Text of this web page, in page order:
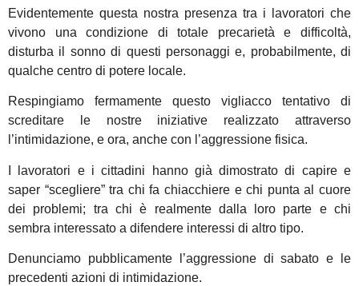
Evidentemente questa nostra presenza tra i lavoratori che
vivono una condizione di totale precarietà e difficoltà,
disturba il sonno di questi personaggi e, probabilmente, di
qualche centro di potere locale.
Respingiamo fermamente questo vigliacco tentativo di
screditare le nostre iniziative realizzato attraverso
l’intimidazione, e ora, anche con l’aggressione fisica.
I lavoratori e i cittadini hanno già dimostrato di capire e
saper “scegliere” tra chi fa chiacchiere e chi punta al cuore
dei problemi; tra chi è realmente dalla loro parte e chi
sembra interessato a difendere interessi di altro tipo.
Denunciamo pubblicamente l’aggressione di sabato e le
precedenti azioni di intimidazione.